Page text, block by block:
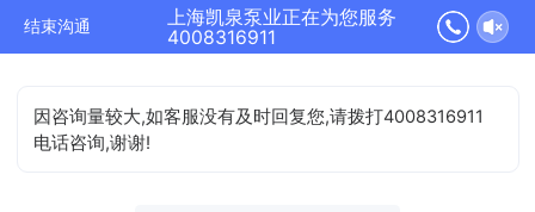
结束沟通
上海凯泉泵业正在为您服务
4008316911
因咨询量较大,如客服没有及时回复您,请拨打4008316911
电话咨询,谢谢!